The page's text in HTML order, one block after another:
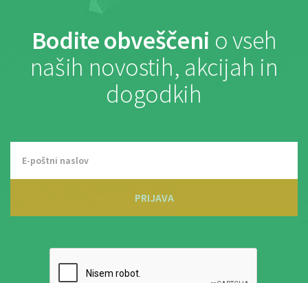
Bodite obveščeni o vseh
naših novostih, akcijah in
dogodkih
PRIJAVA